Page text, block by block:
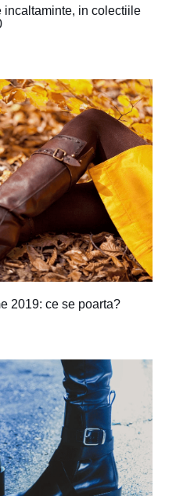
incaltaminte, in colectiile
2019: ce se poarta?